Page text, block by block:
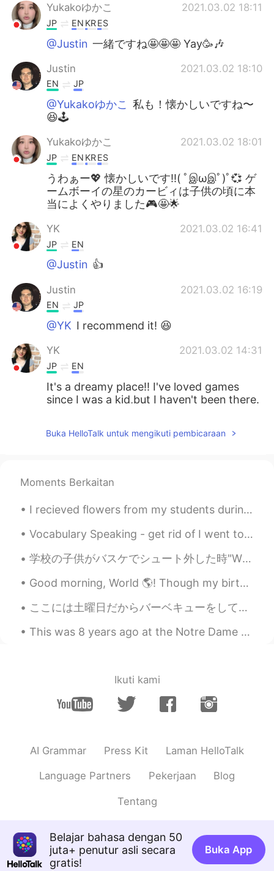
Yukakoゆかこ 2021.03.02 18:11
JP EN KRES
@Justin 一緒ですね🤩🤩🤩 Yay🥳🎶
Justin 2021.03.02 18:10
EN JP
@Yukakoゆかこ
私も！懐かしいですね〜
😆🕹
Yukakoゆかこ 2021.03.02 18:01
JP EN KRES
うわぁー💖 懐かしいです‼️( ﾟஇωஇﾟ)ﾟ💞 ゲ
ームボーイの星のカービィは子供の頃に本
当によくやりました🎮️🤩🌟
YK 2021.03.02 16:41
JP EN
@Justin 👍
Justin 2021.03.02 16:19
EN JP
@YK I recommend it! 😆
YK 2021.03.02 14:31
JP EN
It's a dreamy place!! I've loved games
since I was a kid,but I haven't been there.
@hana123 ありがとうございます！初めて
JP EN
🍬🍭買ったのは元の「星のカービィ」
🍬🍭買ったのは
祖「星のカービィ」
です！
Justin 2021.03.02 12:52
物欲の塊 2021.03.02 12:51
EN
Buka HelloTalk untuk mengikuti pembicaraan
Moments Berkaitan
I recieved flowers from my students during their coming of age party. but i dont have a vase... ...
Vocabulary Speaking - get rid of I went to the gym🏋️‍♂️ this morning to help me get rid🙆‍♂️ of t...
学校の子供がバスケでシュート外した時"What the f**k"って言ってた😲 どこで覚えたの？って聞いたらフォートナイトで覚えたって言ってた、だから彼にとりあえず"What the duck...
Good morning, World 🌎! Though my birthday dinner didn’t go as planned last night, we had so much...
ここには土曜日だからバーベキューをして始めた Here it’s Saturday, so I started some barbecuing 今もうバーベキューで鶏肉と豚肉を焼いてる I’...
This was 8 years ago at the Notre Dame Cathedral.Its so sad to see it burning down. Hope it can b...
Ikuti kami
AI Grammar Press Kit Laman HelloTalk
Language Partners Pekerjaan Blog
Tentang
Belajar bahasa dengan 50
juta+ penutur asli secara
gratis!
Buka App